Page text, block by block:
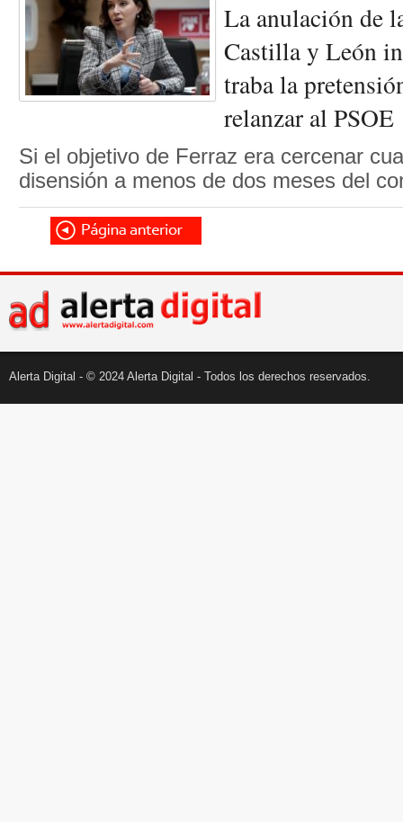
La anulación de
Castilla y León
traba la
relanzar al PSOE
Si el objetivo de Ferraz era cercenar
disensión a menos de dos meses del
Alerta Digital - © 2024 Alerta Digital - Todos los derechos reservados.